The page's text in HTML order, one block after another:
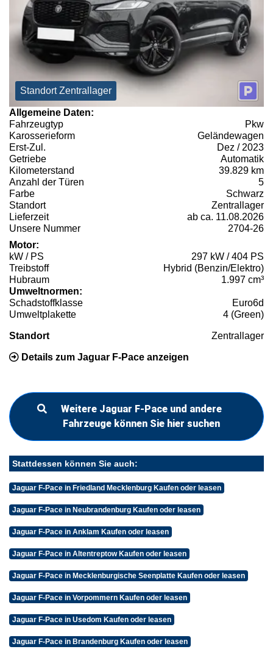
Standort Zentrallager
Allgemeine Daten:
Fahrzeugtyp
Pkw
Karosserieform
Geländewagen
Erst-Zul.
Dez / 2023
Getriebe
Automatik
Kilometerstand
39.829 km
Anzahl der Türen
5
Farbe
Schwarz
Standort
Zentrallager
Lieferzeit
ab ca. 11.08.2026
Unsere Nummer
2704-26
Motor:
kW / PS
297 kW / 404 PS
Treibstoff
Hybrid (Benzin/Elektro)
Hubraum
1.997 cm³
Umweltnormen:
Schadstoffklasse
Euro6d
Umweltplakette
4 (Green)
Standort Zentrallager
Details zum Jaguar F-Pace anzeigen
Weitere Jaguar F-Pace und andere
Fahrzeuge können Sie hier suchen
Stattdessen können Sie auch:
Jaguar F-Pace in Friedland Mecklenburg Kaufen oder leasen
Jaguar F-Pace in Neubrandenburg Kaufen oder leasen
Jaguar F-Pace in Anklam Kaufen oder leasen
Jaguar F-Pace in Altentreptow Kaufen oder leasen
Jaguar F-Pace in Mecklenburgische Seenplatte Kaufen oder leasen
Jaguar F-Pace in Vorpommern Kaufen oder leasen
Jaguar F-Pace in Usedom Kaufen oder leasen
Jaguar F-Pace in Brandenburg Kaufen oder leasen